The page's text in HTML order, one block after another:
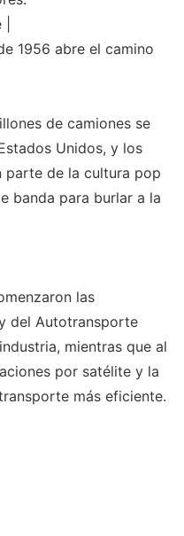
1956 abre el camino
de camiones se
Unidos, y los
parte de la cultura pop
banda para burlar a la
las
del Autotransporte
mientras que al
por satélite y la
más eficiente.